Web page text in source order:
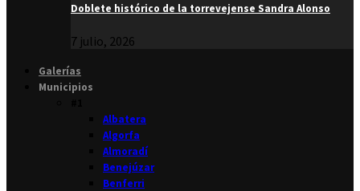
Doblete histórico de la torrevejense Sandra Alonso
7 julio, 2026
Galerías
Municipios
Albatera
Algorfa
Almoradí
Benejúzar
Benferri